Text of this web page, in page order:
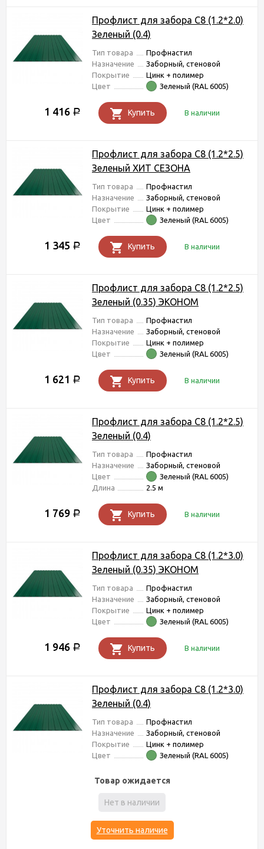
Профлист для забора С8 (1.2*2.0)
Зеленый (0.4)
Тип товара
Профнастил
Назначение
Заборный, стеновой
Покрытие
Цинк + полимер
Цвет
Зеленый (RAL 6005)
1 416 Р Купить В наличии
Профлист для забора С8 (1.2*2.5)
Зеленый ХИТ СЕЗОНА
Тип товара
Профнастил
Назначение
Заборный, стеновой
Покрытие
Цинк + полимер
Цвет
Зеленый (RAL 6005)
1 345 Р Купить В наличии
Профлист для забора С8 (1.2*2.5)
Зеленый (0.35) ЭКОНОМ
Тип товара
Профнастил
Назначение
Заборный, стеновой
Покрытие
Цинк + полимер
Цвет
Зеленый (RAL 6005)
1 621 Р Купить В наличии
Профлист для забора С8 (1.2*2.5)
Зеленый (0.4)
Тип товара
Профнастил
Назначение
Заборный, стеновой
Цвет
Зеленый (RAL 6005)
Длина
2.5 м
1 769 Р Купить В наличии
Профлист для забора С8 (1.2*3.0)
Зеленый (0.35) ЭКОНОМ
Тип товара
Профнастил
Назначение
Заборный, стеновой
Покрытие
Цинк + полимер
Цвет
Зеленый (RAL 6005)
1 946 Р Купить В наличии
Профлист для забора С8 (1.2*3.0)
Зеленый (0.4)
Тип товара
Профнастил
Назначение
Заборный, стеновой
Покрытие
Цинк + полимер
Цвет
Зеленый (RAL 6005)
Товар ожидается
Нет в наличии
Уточнить наличие